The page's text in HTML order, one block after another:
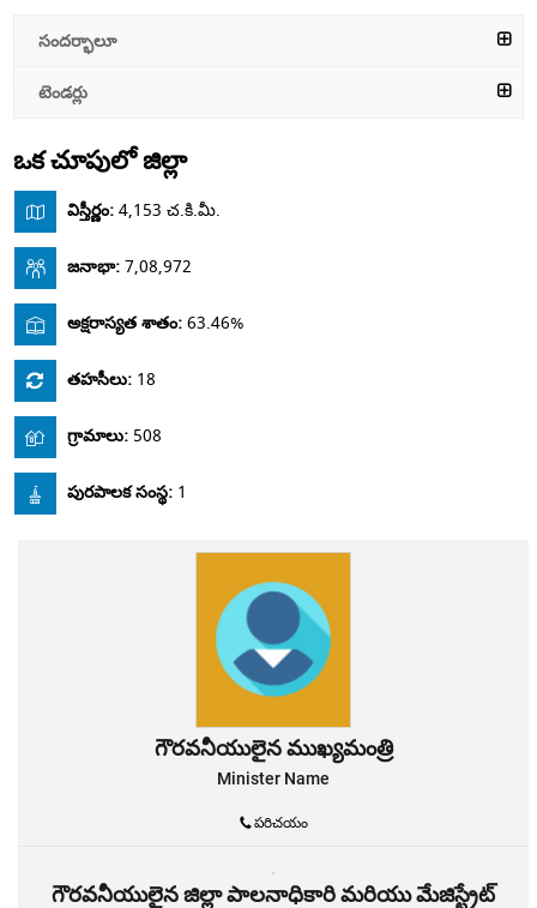
సందర్భాలూ
టెండర్లు
ఒక చూపులో జిల్లా
విస్తీర్ణం:4,153 చ.కి.మీ.
జనాభా:7,08,972
అక్షరాస్యత శాతం:63.46%
తహసీలు: 18
గ్రామాలు: 508
పురపాలక సంస్థ: 1
గౌరవనీయులైన ముఖ్యమంత్రి
Minister Name
పరిచయం
గౌరవనీయులైన జిల్లా పాలనాధికారి మరియు మేజిస్ట్రేట్